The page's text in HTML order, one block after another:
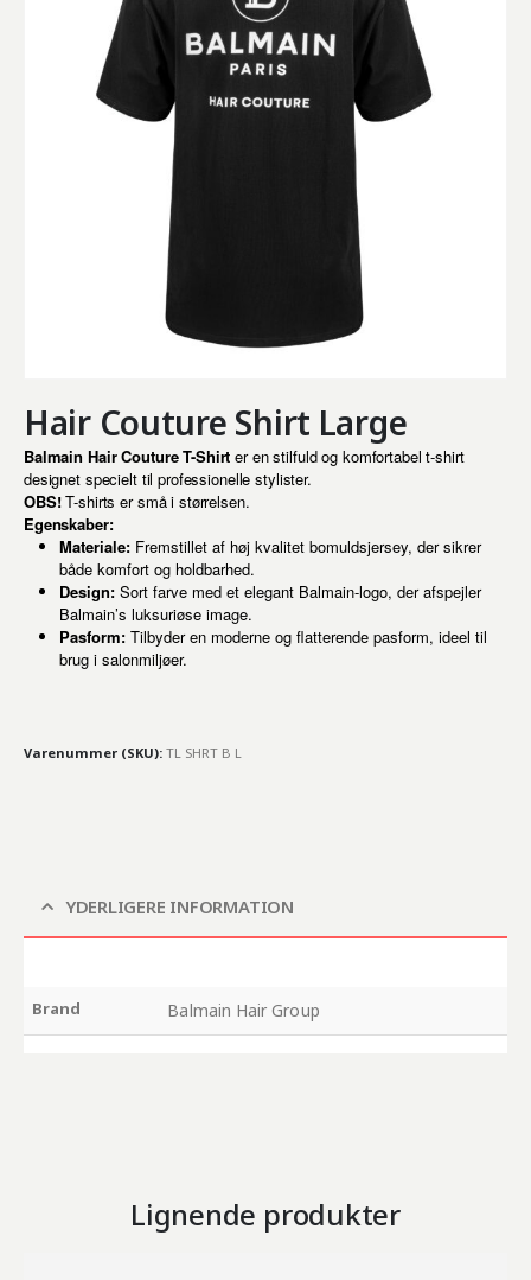
Hair Couture Shirt Large
Balmain Hair Couture T-Shirt er en stilfuld og komfortabel t-shirt
designet specielt til professionelle stylister.
OBS!T-shirts er små i størrelsen.
Egenskaber:
Materiale:Fremstillet af høj kvalitet bomuldsjersey, der sikrer
både komfort og holdbarhed.
Design:Sort farve med et elegant Balmain-logo, der afspejler
Balmain’s luksuriøse image.
Pasform:Tilbyder en moderne og flatterende pasform, ideel til
brug i salonmiljøer.
Varenummer (SKU): TL SHRT B L
YDERLIGERE INFORMATION
Brand Balmain Hair Group
Lignende produkter